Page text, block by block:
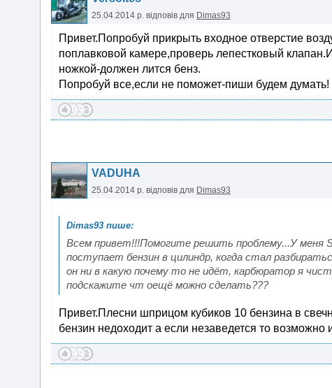
25.04.2014 р. відповів для Dimas93
Привет.Попробуй прикрыть входное отверстие
поплавковой камере,проверь лепестковый
ножкой-должен лится бенз.
Попробуй все,если не поможет-пиши будем думать!
VADUHA
25.04.2014 р. відповів для Dimas93
Всем привет!!!Помогите решить проблему...У меня
поступает бензин в цилиндр, когда стал
он ни в какую почему то не идёт, карбюратор я
подскажите чт оещё можно сделать???
Привет.Плесни шприцом кубиков 10 бензина в
бензин недоходит а если незаведется то возможно